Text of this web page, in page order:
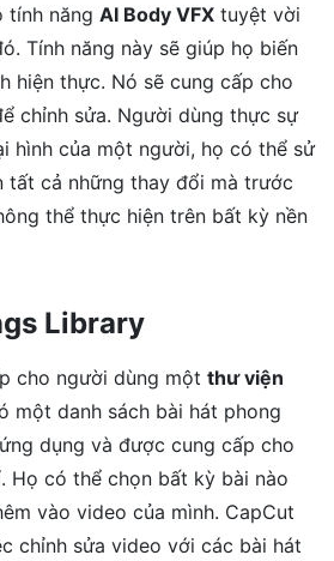
tính năng AI Body VFX tuyệt vời
Tính năng này sẽ giúp họ biến
hiện thực. Nó sẽ cung cấp cho
chỉnh sửa. Người dùng thực sự
hình của một người, họ có thể sử
tất cả những thay đổi mà trước
thể thực hiện trên bất kỳ nền
Library
cho người dùng một thư viện
một danh sách bài hát phong
dụng và được cung cấp cho
Họ có thể chọn bất kỳ bài nào
vào video của mình. CapCut
chỉnh sửa video với các bài hát